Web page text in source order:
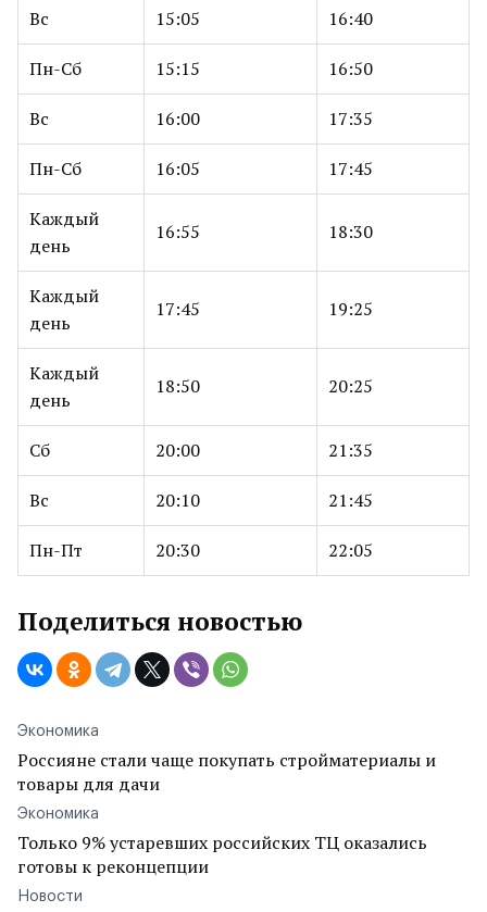
Вс 15:05 16:40
Пн-Сб 15:15 16:50
Вс 16:00 17:35
Пн-Сб 16:05 17:45
Каждый
день
16:55 18:30
Каждый
день
17:45 19:25
Каждый
день
18:50 20:25
Сб 20:00 21:35
Вс 20:10 21:45
Пн-Пт 20:30 22:05
Поделиться новостью
Экономика
Россияне стали чаще покупать стройматериалы и
товары для дачи
Экономика
Только 9% устаревших российских ТЦ оказались
готовы к реконцепции
Новости